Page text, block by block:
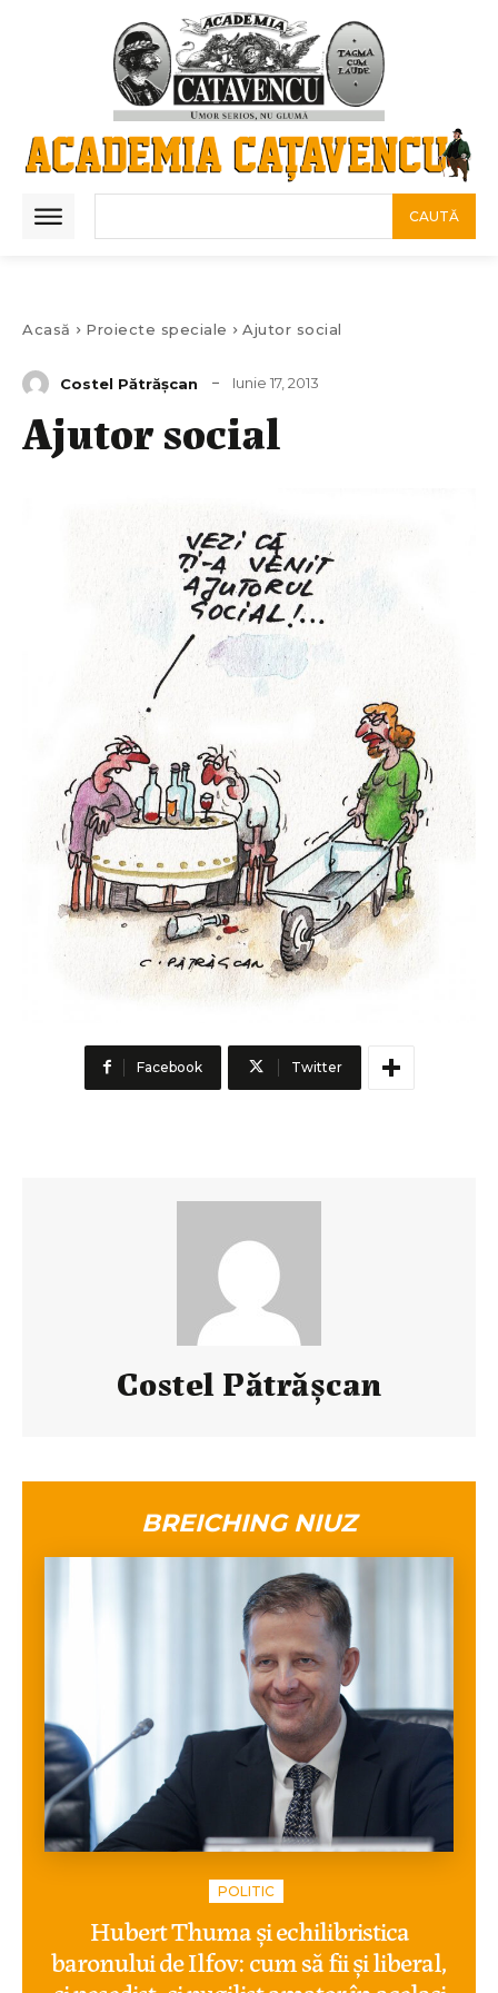
CAUTĂ
Acasă Proiecte speciale Ajutor social
Costel Pătrăşcan Iunie 17, 2013
Ajutor social
Facebook Twitter
Costel Pătrăşcan
BREICHING NIUZ
POLITIC
Hubert Thuma și echilibristica
baronului de Ilfov: cum să fii și liberal,